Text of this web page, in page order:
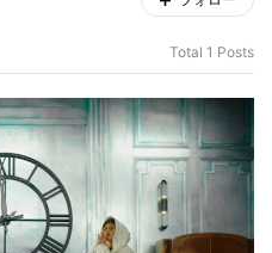
Total 1 Posts